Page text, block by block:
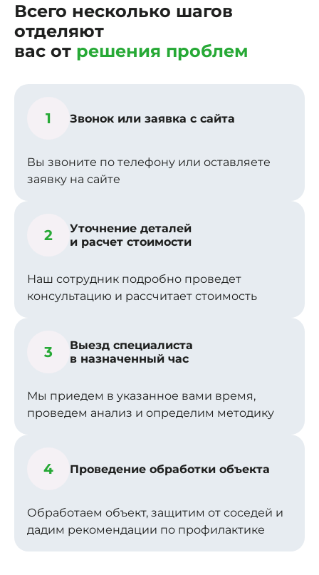
Всего несколько шагов
отделяют
вас от решения проблем
1 Звонок или заявка с сайта
Вы звоните по телефону или оставляете
заявку на сайте
2
Уточнение деталей
и расчет стоимости
Наш сотрудник подробно проведет
консультацию и рассчитает стоимость
3
Выезд специалиста
в назначенный час
Мы приедем в указанное вами время,
проведем анализ и определим методику
4 Проведение обработки объекта
Обработаем объект, защитим от соседей и
дадим рекомендации по профилактике